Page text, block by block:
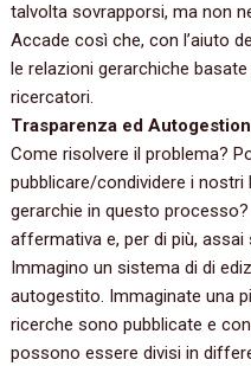
talvolta sovrapporsi,‭ ‬ma non
‬Accade così che,‭ ‬con l’aiuto
‬le relazioni gerarchiche
ricercatori.
Trasparenza ed
Come risolvere il problema‭?
pubblicare/condividere i
gerarchie in questo
affermativa e,‭ ‬per di più,‭ ‬assai
Immagino un sistema di di
autogestito.‭ ‬Immaginate una
ricerche sono pubblicate e
possono essere divisi in